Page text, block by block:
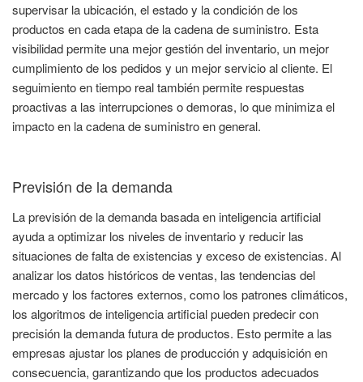
supervisar la ubicación, el estado y la condición de los
productos en cada etapa de la cadena de suministro. Esta
visibilidad permite una mejor gestión del inventario, un mejor
cumplimiento de los pedidos y un mejor servicio al cliente. El
seguimiento en tiempo real también permite respuestas
proactivas a las interrupciones o demoras, lo que minimiza el
impacto en la cadena de suministro en general.
Previsión de la demanda
La previsión de la demanda basada en inteligencia artificial
ayuda a optimizar los niveles de inventario y reducir las
situaciones de falta de existencias y exceso de existencias. Al
analizar los datos históricos de ventas, las tendencias del
mercado y los factores externos, como los patrones climáticos,
los algoritmos de inteligencia artificial pueden predecir con
precisión la demanda futura de productos. Esto permite a las
empresas ajustar los planes de producción y adquisición en
consecuencia, garantizando que los productos adecuados